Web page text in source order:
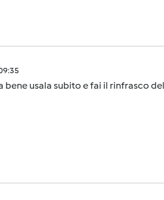
bene usala subito e fai il rinfrasco